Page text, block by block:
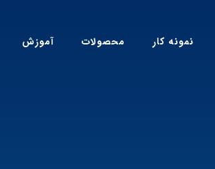
نمونه کار محصولات آموزش